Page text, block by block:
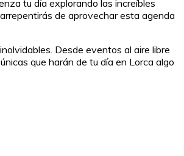
tu día explorando las increíbles
de aprovechar esta agenda
Desde eventos al aire libre
que harán de tu día en Lorca algo